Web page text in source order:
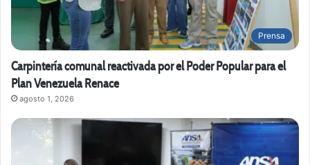
Prensa
Carpintería comunal reactivada por el Poder Popular para el
Plan Venezuela Renace
agosto 1, 2026